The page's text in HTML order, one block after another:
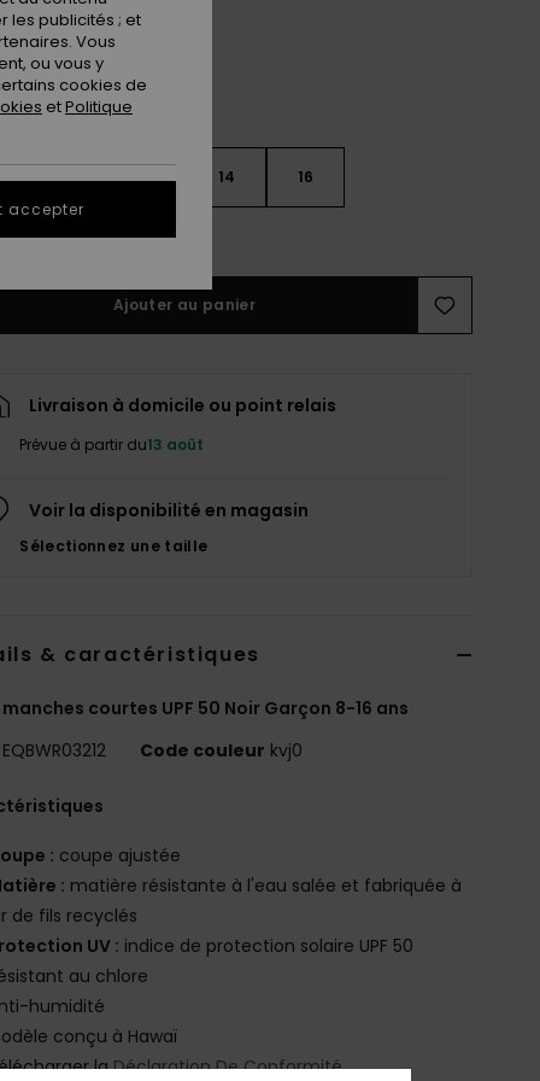
10 12 14 16
le Guide des tailles
Ajouter au panier
Livraison à domicile ou point relais
Prévue à partir du13 août
Voir la disponibilité en magasin
Sélectionnez une taille
& caractéristiques
courtes UPF 50 Noir Garçon 8-16 ans
EQBWR03212 Code couleur kvj0
: coupe ajustée
: matière résistante à l'eau salée et fabriquée à
de fils recyclés
UV : indice de protection solaire UPF 50
au chlore
humidité
conçu à Hawaï
laDéclaration De Conformité
les publicités ; et
Vous
ou vous y
cookies de
etPolitique
accepter